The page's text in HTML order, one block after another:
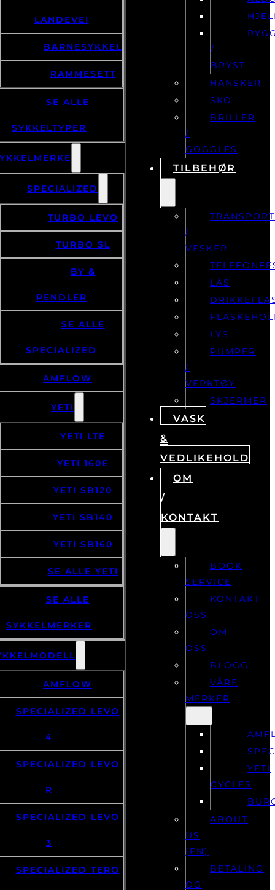
LANDEVEI
BARNESYKKEL
RAMMESETT
SYKKELTYPER
SPECIALIZED
TURBO LEVO
TURBO SL
PENDLER
SPECIALIZED
AMFLOW
YETI
YETI LTE
YETI 160E
YETI SB120
YETI SB140
YETI SB160
SE ALLE YETI
SYKKELMERKER
AMFLOW
4
R
3
/
BRYST
HANSKER
SKO
/
GOGGLES
TILBEHØR
/
VESKER
LÅS
LYS
/
VERKTØY
&
VEDLIKEHOLD
KONTAKT
BOOK
SERVICE
BLOGG
VÅRE
MERKER
YETI
CYCLES
US